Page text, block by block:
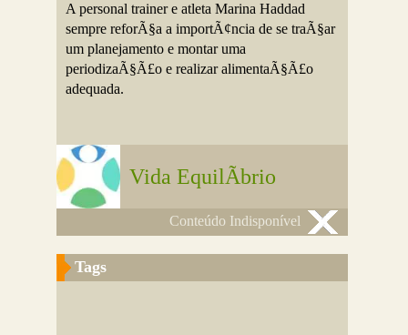
A personal trainer e atleta Marina Haddad
sempre reforÃ§a a importÃ¢ncia de se traÃ§ar
um planejamento e montar uma
periodizaÃ§Ã£o e realizar alimentaÃ§Ã£o
adequada.
Vida EquilÃ­brio
Conteúdo Indisponível
Tags